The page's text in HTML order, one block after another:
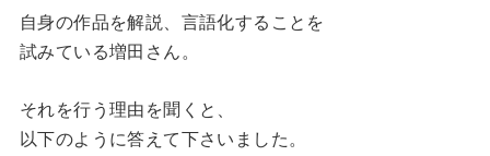
自身の作品を解説、言語化することを
試みている増田さん。
それを行う理由を聞くと、
以下のように答えて下さいました。